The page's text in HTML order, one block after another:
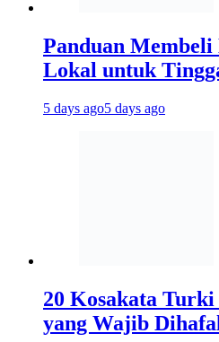
Panduan
Lokal untuk
5 days ago5 days ago
20 Kosakata
yang Wajib